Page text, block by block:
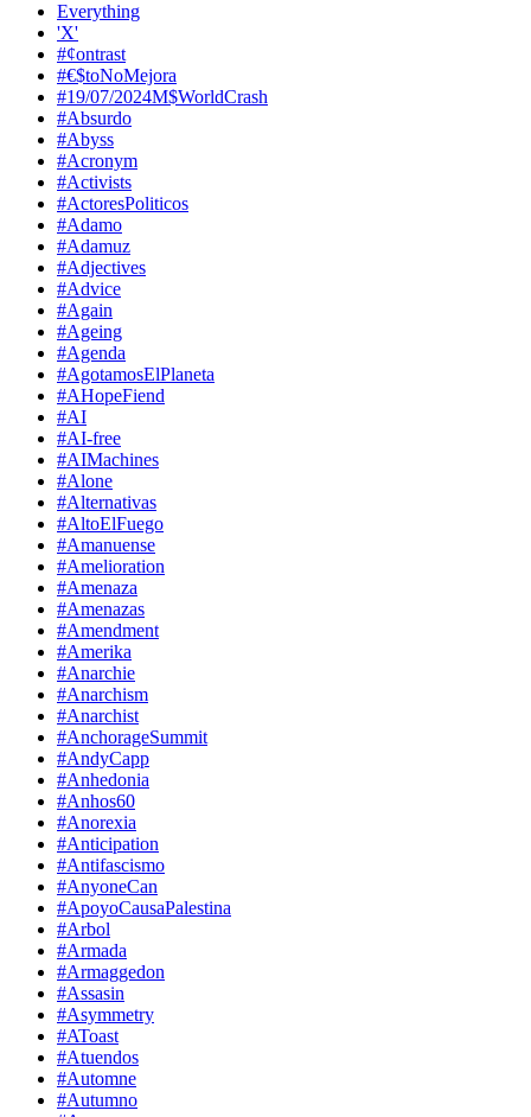
Everything
'X'
#¢ontrast
#€$toNoMejora
#19/07/2024M$WorldCrash
#Absurdo
#Abyss
#Acronym
#Activists
#ActoresPoliticos
#Adamo
#Adamuz
#Adjectives
#Advice
#Again
#Ageing
#Agenda
#AgotamosElPlaneta
#AHopeFiend
#AI
#AI-free
#AIMachines
#Alone
#Alternativas
#AltoElFuego
#Amanuense
#Amelioration
#Amenaza
#Amenazas
#Amendment
#Amerika
#Anarchie
#Anarchism
#Anarchist
#AnchorageSummit
#AndyCapp
#Anhedonia
#Anhos60
#Anorexia
#Anticipation
#Antifascismo
#AnyoneCan
#ApoyoCausaPalestina
#Arbol
#Armada
#Armaggedon
#Assasin
#Asymmetry
#AToast
#Atuendos
#Automne
#Autumno